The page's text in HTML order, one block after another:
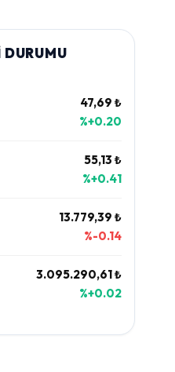
47,69 ₺
%+0.20
55,13 ₺
%+0.41
13.779,39 ₺
%-0.14
3.095.290,61 ₺
%+0.02